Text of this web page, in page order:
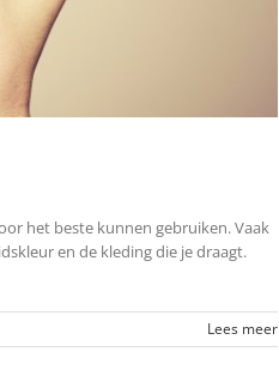
het beste kunnen gebruiken. Vaak
en de kleding die je draagt.
Lees meer